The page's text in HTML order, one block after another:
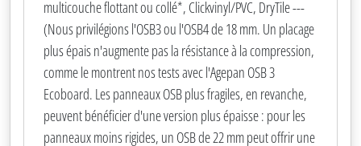
multicouche flottant ou collé*, Clickvinyl/PVC, DryTile ---
(Nous privilégions l'OSB3 ou l'OSB4 de 18 mm. Un placage
plus épais n'augmente pas la résistance à la compression,
comme le montrent nos tests avec l'Agepan OSB 3
Ecoboard. Les panneaux OSB plus fragiles, en revanche,
peuvent bénéficier d'une version plus épaisse : pour les
panneaux moins rigides, un OSB de 22 mm peut offrir une